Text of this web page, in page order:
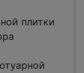
плитки